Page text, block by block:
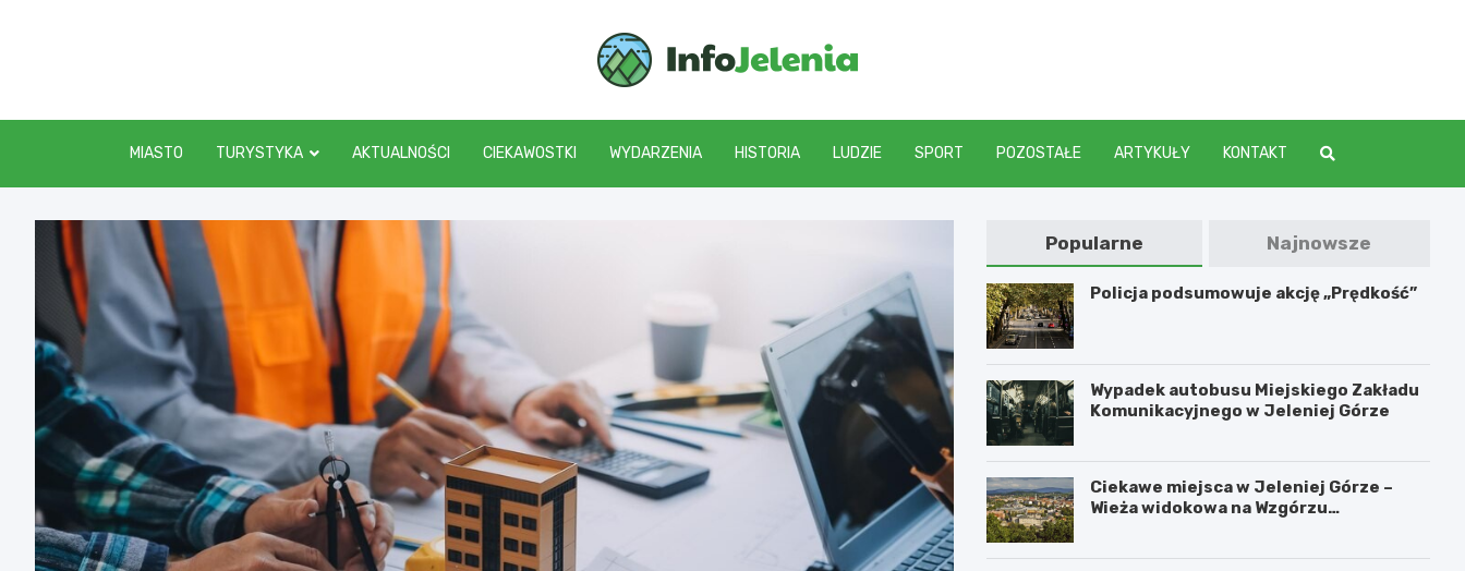
MIASTO TURYSTYKA AKTUALNOŚCI CIEKAWOSTKI WYDARZENIA HISTORIA LUDZIE SPORT POZOSTAŁE ARTYKUŁY KONTAKT
Popularne Najnowsze
Policja podsumowuje akcję „Prędkość”
Wypadek autobusu Miejskiego Zakładu
Komunikacyjnego w Jeleniej Górze
Ciekawe miejsca w Jeleniej Górze –
Wieża widokowa na Wzgórzu